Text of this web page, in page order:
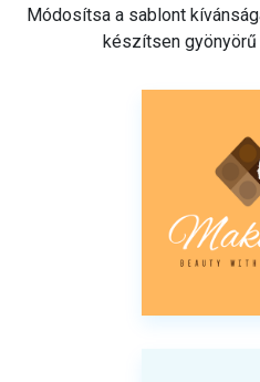
Módosítsa a sablont
készítsen gyönyörű